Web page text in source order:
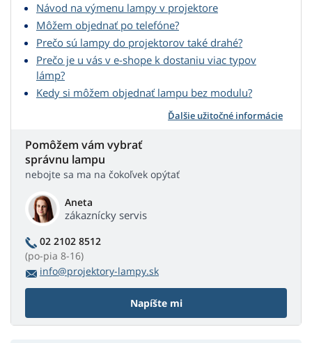
Návod na výmenu lampy v projektore
Môžem objednať po telefóne?
Prečo sú lampy do projektorov také drahé?
Prečo je u vás v e-shope k dostaniu viac typov
lámp?
Kedy si môžem objednať lampu bez modulu?
Ďalšie užitočné informácie
Pomôžem vám vybrať
správnu lampu
nebojte sa ma na čokoľvek opýtať
Aneta
zákaznícky servis
02 2102 8512
(po-pia 8-16)
info@projektory-lampy.sk
Napíšte mi